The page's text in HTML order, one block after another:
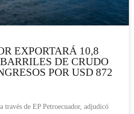
EXPORTARÁ 10,8
DE CRUDO
POR USD 872
través de EP Petroecuador, adjudicó